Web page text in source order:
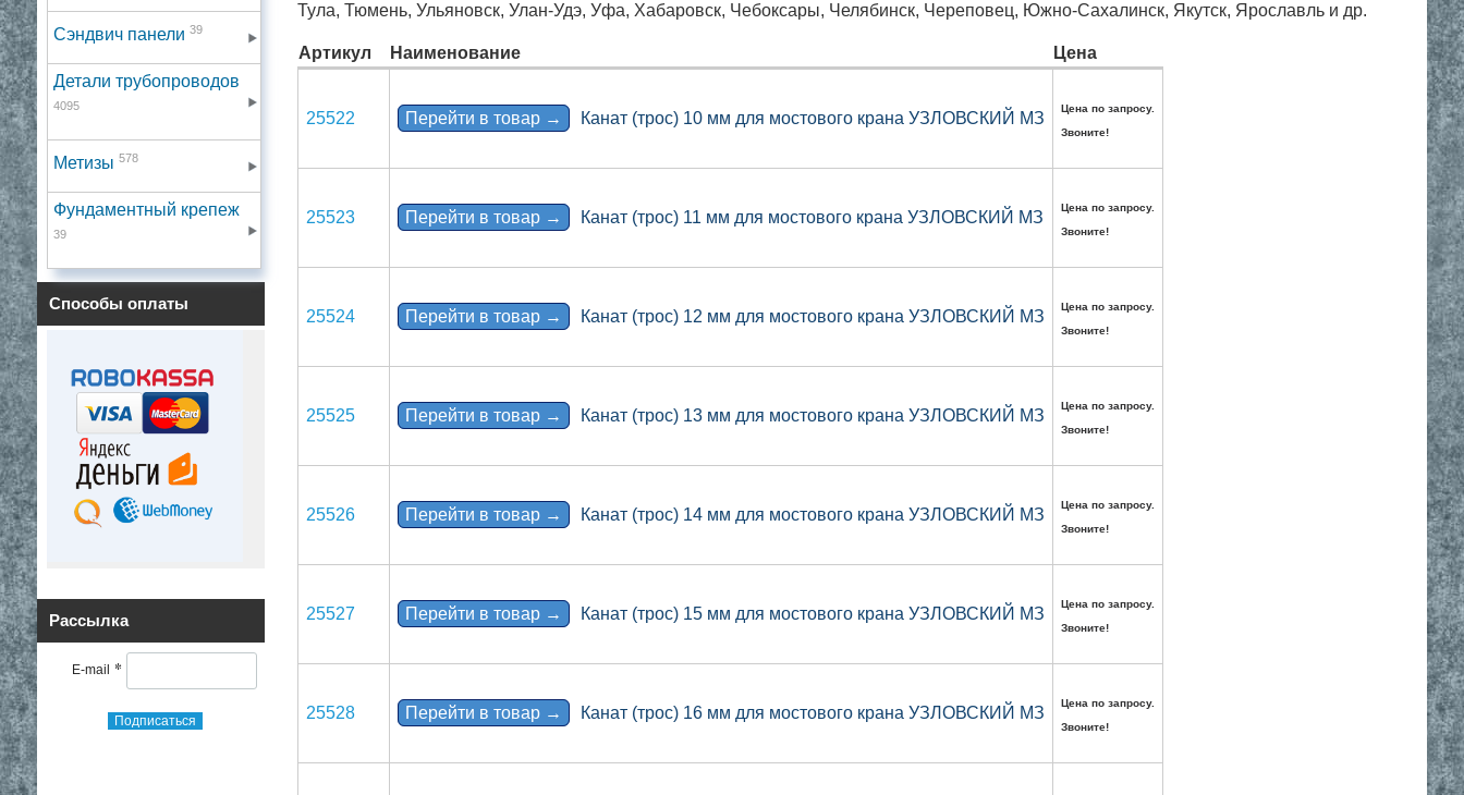
Сэндвич панели 39
Детали трубопроводов
4095
Метизы 578
Фундаментный крепеж
39
Способы оплаты
Рассылка
E-mail *
Подписаться
Тула, Тюмень, Ульяновск, Улан-Удэ, Уфа, Хабаровск, Чебоксары, Челябинск, Череповец, Южно-Сахалинск, Якутск, Ярославль и др.
Артикул Наименование Цена
25522 Перейти в товар → Канат (трос) 10 мм для мостового крана УЗЛОВСКИЙ МЗ
Цена по запросу.
Звоните!
25523 Перейти в товар → Канат (трос) 11 мм для мостового крана УЗЛОВСКИЙ МЗ
Цена по запросу.
Звоните!
25524 Перейти в товар → Канат (трос) 12 мм для мостового крана УЗЛОВСКИЙ МЗ
Цена по запросу.
Звоните!
25525 Перейти в товар → Канат (трос) 13 мм для мостового крана УЗЛОВСКИЙ МЗ
Цена по запросу.
Звоните!
25526 Перейти в товар → Канат (трос) 14 мм для мостового крана УЗЛОВСКИЙ МЗ
Цена по запросу.
Звоните!
25527 Перейти в товар → Канат (трос) 15 мм для мостового крана УЗЛОВСКИЙ МЗ
Цена по запросу.
Звоните!
25528 Перейти в товар → Канат (трос) 16 мм для мостового крана УЗЛОВСКИЙ МЗ
Цена по запросу.
Звоните!